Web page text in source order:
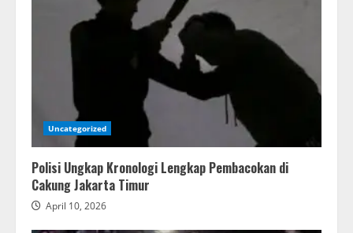
Uncategorized
Polisi Ungkap Kronologi Lengkap Pembacokan di
Cakung Jakarta Timur
April 10, 2026